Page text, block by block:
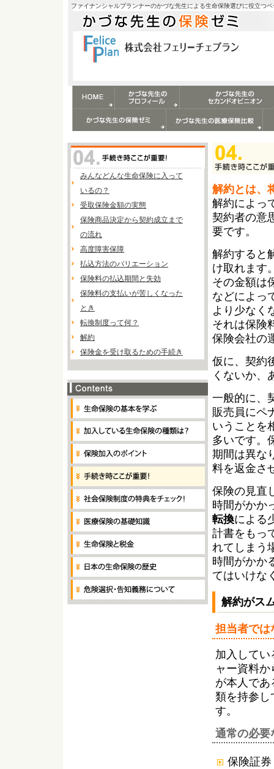
ファイナンシャルプランナーのかづな先生による生命保険選びに役立つ
みんなどんな生命保険に入って
いるの？
受取保険金額の実態
保険商品決定から契約成立まで
の流れ
高度障害保障
払込方法のバリエーション
保険料の払込期間と失効
保険料の支払いが苦しくなった
とき
転換制度って何？
解約
保険金を受け取るための手続き
解約とは、
解約によっ
契約者の意
要です。
解約すると
け取れます
その金額は
などによっ
より少なく
それは保険
保険会社の
仮に、契約
くないか、
一般的に、
販売員にペ
いうことを
多いです。
期間は異な
料を返金さ
保険の見直
時間がかか
転換による
計書をもっ
れてしまう
時間がかか
てはいけな
解約がス
担当者では
加入して
ャー資料
が本人で
類を持参し
す。
通常の必要
保険証券